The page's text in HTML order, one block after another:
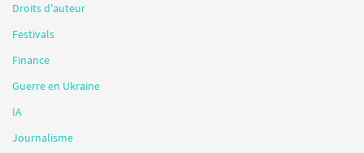
Droits d'auteur
Festivals
Finance
Guerre en Ukraine
IA
Journalisme